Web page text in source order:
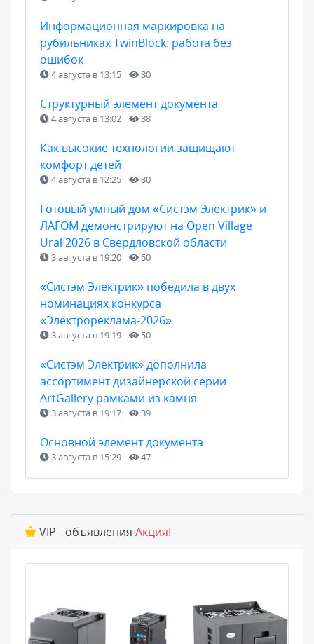
Информационная маркировка на
рубильниках TwinBlock: работа без
ошибок
4 августа в 13:15 30
Структурный элемент документа
4 августа в 13:02 38
Как высокие технологии защищают
комфорт детей
4 августа в 12:25 30
Готовый умный дом «Систэм Электрик» и
ЛАГОМ демонстрируют на Open Village
Ural 2026 в Свердловской области
3 августа в 19:20 50
«Систэм Электрик» победила в двух
номинациях конкурса
«Электрореклама‑2026»
3 августа в 19:19 50
«Систэм Электрик» дополнила
ассортимент дизайнерской серии
ArtGallery рамками из камня
3 августа в 19:17 39
Основной элемент документа
3 августа в 15:29 47
VIP - объявления Акция!